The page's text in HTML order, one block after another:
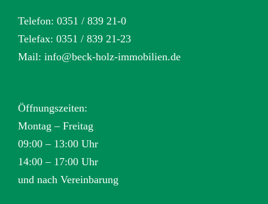
Telefon: 0351 / 839 21-0
Telefax: 0351 / 839 21-23
Mail: info@beck-holz-immobilien.de
Öffnungszeiten:
Montag – Freitag
09:00 – 13:00 Uhr
14:00 – 17:00 Uhr
und nach Vereinbarung